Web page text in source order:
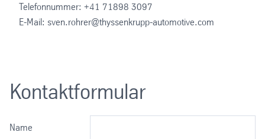
Telefonnummer: +41 71898 3097
E-Mail: sven.rohrer@thyssenkrupp-automotive.com
Kontaktformular
Name